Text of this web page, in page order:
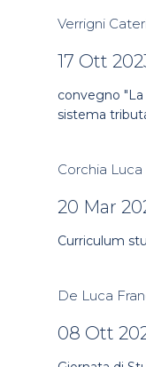
Verrigni
17 Ott
convegno
sistema
Corchia Luca
20 Mar
Curriculum
De Luca
08 Ott